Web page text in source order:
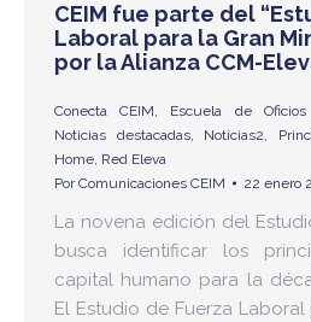
CEIM fue parte del
Laboral para la Gran
por la Alianza CCM-
Conecta CEIM, Escuela de
Noticias destacadas, Noticias2,
Home, Red Eleva
PorComunicaciones CEIM 22 enero
La novena edición del
busca identificar los
capital humano para la
El Estudio de Fuerza